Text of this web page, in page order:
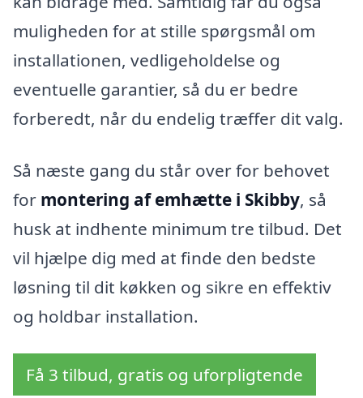
muligheden for at stille spørgsmål om
installationen, vedligeholdelse og
eventuelle garantier, så du er bedre
forberedt, når du endelig træffer dit valg.
Så næste gang du står over for behovet
for montering af emhætte i Skibby, så
husk at indhente minimum tre tilbud. Det
vil hjælpe dig med at finde den bedste
løsning til dit køkken og sikre en effektiv
og holdbar installation.
Få 3 tilbud, gratis og uforpligtende